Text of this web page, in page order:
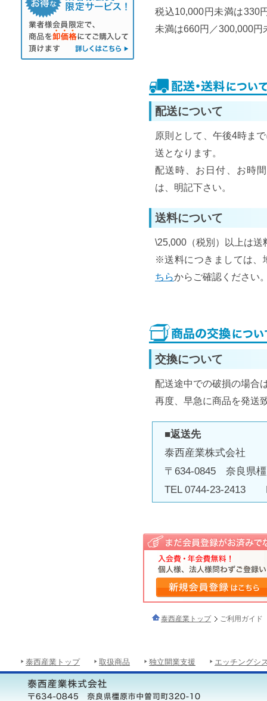
税込10,000円未満は330
未満は660円／300,000円
配送について
原則として、午後4時ま
送となります。
配送時、お日付、お時
は、明記下さい。
送料について
\25,000（税別）以上は送
※送料につきましては、
ちらからご確認ください
交換について
配送途中での破損の場合
再度、早急に商品を発送
■返送先
泰西産業株式会社
〒634-0845 奈良県
TEL 0744-23-2413
泰西産業トップ ご利用ガイド
泰西産業トップ 取扱商品 独立開業支援 エッチングシ